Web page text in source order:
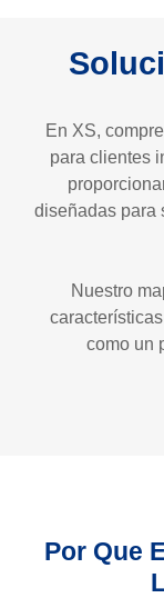
En XS,
para clientes
diseñadas para
Nuestro
como un
Por Que